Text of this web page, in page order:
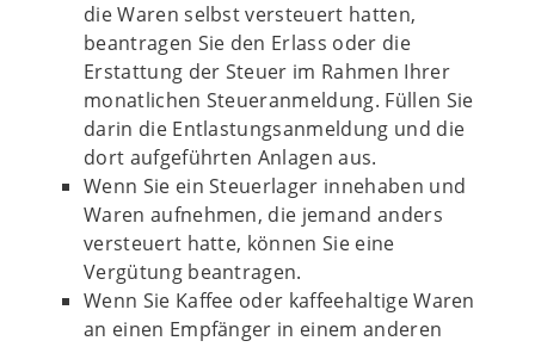
die Waren selbst versteuert hatten,
beantragen Sie den Erlass oder die
Erstattung der Steuer im Rahmen Ihrer
monatlichen Steueranmeldung. Füllen Sie
darin die Entlastungsanmeldung und die
dort aufgeführten Anlagen aus.
Wenn Sie ein Steuerlager innehaben und
Waren aufnehmen, die jemand anders
versteuert hatte, können Sie eine
Vergütung beantragen.
Wenn Sie Kaffee oder kaffeehaltige Waren
an einen Empfänger in einem anderen